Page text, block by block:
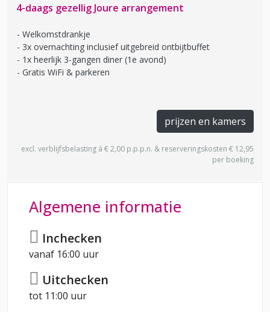
4-daags gezellig Joure arrangement
Welkomstdrankje
3x overnachting inclusief uitgebreid ontbijtbuffet
1x heerlijk 3-gangen diner (1e avond)
Gratis WiFi & parkeren
prijzen en kamers
excl. verblijfsbelasting à € 2,00 p.p.p.n. & reserveringskosten € 12,95
per boeking
Algemene informatie
Inchecken
vanaf 16:00 uur
Uitchecken
tot 11:00 uur